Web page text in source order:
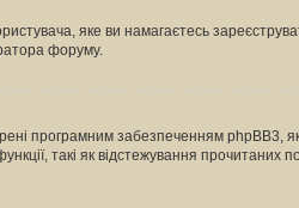
яке ви намагаєтесь
форуму.
програмним забезпеченням phpBB3,
такі як відстежування прочитаних